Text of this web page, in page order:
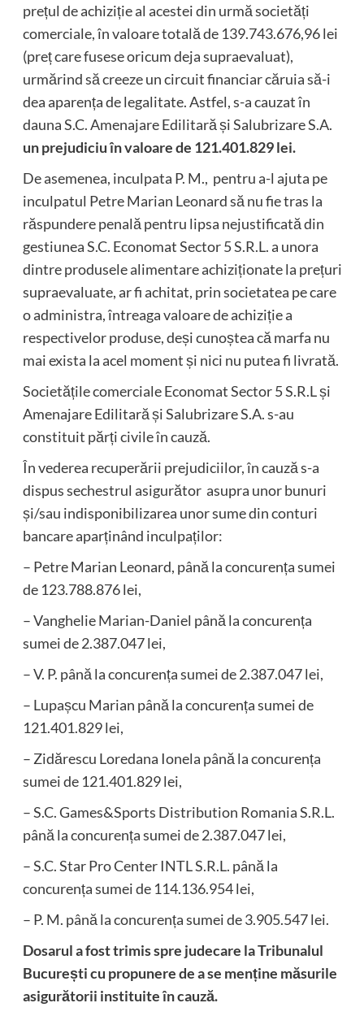
prețul de achiziție al acestei din urmă societăți
comerciale, în valoare totală de 139.743.676,96 lei
(preț care fusese oricum deja supraevaluat),
urmărind să creeze un circuit financiar căruia să-i
dea aparența de legalitate. Astfel, s-a cauzat în
dauna S.C. Amenajare Edilitară și Salubrizare S.A.
un prejudiciu în valoare de 121.401.829 lei.
De asemenea, inculpata P. M., pentru a-l ajuta pe
inculpatul Petre Marian Leonard să nu fie tras la
răspundere penală pentru lipsa nejustificată din
gestiunea S.C. Economat Sector 5 S.R.L. a unora
dintre produsele alimentare achiziționate la prețuri
supraevaluate, ar fi achitat, prin societatea pe care
o administra, întreaga valoare de achiziție a
respectivelor produse, deși cunoștea că marfa nu
mai exista la acel moment și nici nu putea fi livrată.
Societățile comerciale Economat Sector 5 S.R.L și
Amenajare Edilitară și Salubrizare S.A. s-au
constituit părți civile în cauză.
În vederea recuperării prejudiciilor, în cauză s-a
dispus sechestrul asigurător asupra unor bunuri
și/sau indisponibilizarea unor sume din conturi
bancare aparținând inculpaților:
– Petre Marian Leonard, până la concurența sumei
de 123.788.876 lei,
– Vanghelie Marian-Daniel până la concurența
sumei de 2.387.047 lei,
– V. P. până la concurența sumei de 2.387.047 lei,
– Lupașcu Marian până la concurența sumei de
121.401.829 lei,
– Zidărescu Loredana Ionela până la concurența
sumei de 121.401.829 lei,
– S.C. Games&Sports Distribution Romania S.R.L.
până la concurența sumei de 2.387.047 lei,
– S.C. Star Pro Center INTL S.R.L. până la
concurența sumei de 114.136.954 lei,
– P. M. până la concurența sumei de 3.905.547 lei.
Dosarul a fost trimis spre judecare laTribunalul
Bucureșticu propunere de a se menține măsurile
asigurătorii instituite în cauză.